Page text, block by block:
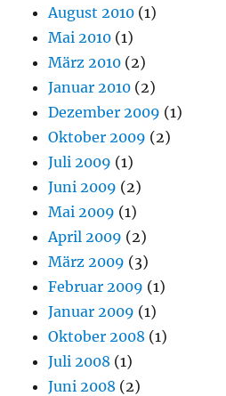
August 2010 (1)
Mai 2010 (1)
März 2010 (2)
Januar 2010 (2)
Dezember 2009 (1)
Oktober 2009 (2)
Juli 2009 (1)
Juni 2009 (2)
Mai 2009 (1)
April 2009 (2)
März 2009 (3)
Februar 2009 (1)
Januar 2009 (1)
Oktober 2008 (1)
Juli 2008 (1)
Juni 2008 (2)